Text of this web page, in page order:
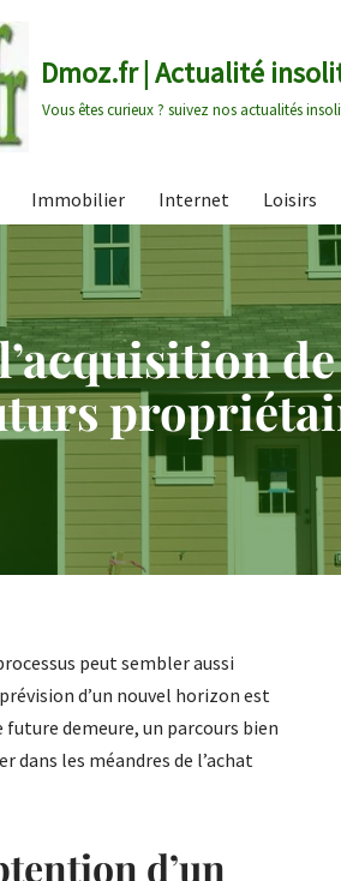
Dmoz.fr | Actualité
Vous êtes curieux ? suivez nos actualités
Immobilier Internet Loisirs
peut sembler aussi
d’un nouvel horizon est
demeure, un parcours bien
dans les méandres de l’achat
d’un